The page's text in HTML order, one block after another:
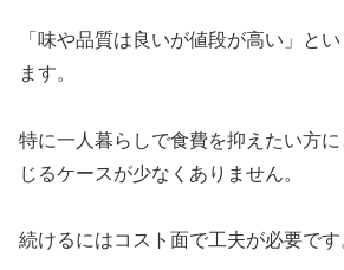
「味や品質は良いが値段が高い」と
ます。
特に一人暮らしで食費を抑えたい方
じるケースが少なくありません。
続けるにはコスト面で工夫が必要です